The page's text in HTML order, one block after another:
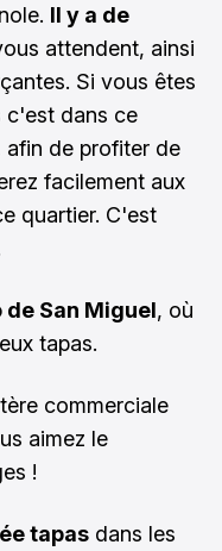
Il y a de
attendent, ainsi
Si vous êtes
c'est dans ce
afin de profiter de
facilement aux
quartier. C'est
San Miguel, où
tapas.
commerciale
aimez le
!
tapas dans les